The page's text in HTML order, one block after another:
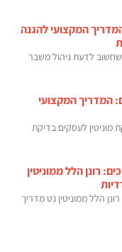
המקצועי להגנה
שחשוב לדעת ניהול משבר
המדריך המקצועי
לעסקים בדיקת
רונן הלל ממוניטין
הלל ממוניטין נט מדריך